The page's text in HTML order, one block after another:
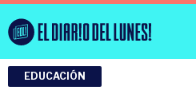
EDUCACIÓN